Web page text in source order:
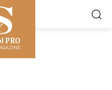
PRO